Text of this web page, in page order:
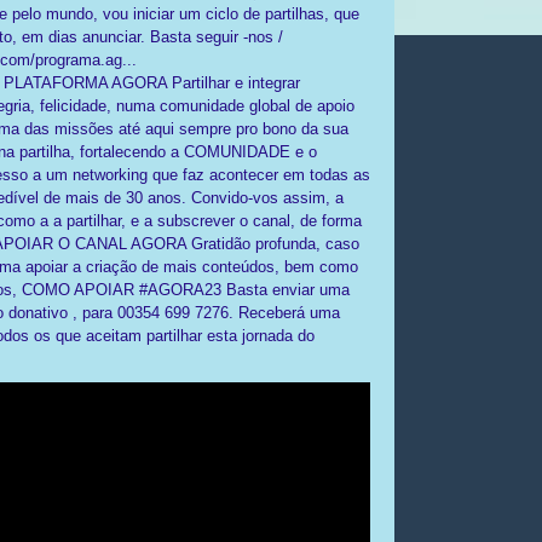
UK consultancy business focusing on coaching and mentoring women
mundo, vou iniciar um ciclo de partilhas, que
em dias anunciar. Basta seguir -nos /
programa.ag...
AGORA Partilhar e integrar
felicidade, numa comunidade global de apoio
das missões até aqui sempre pro bono da sua
partilha, fortalecendo a COMUNIDADE e o
a um networking que faz acontecer em todas as
de mais de 30 anos. Convido-vos assim, a
a a partilhar, e a subscrever o canal, de forma
O CANAL AGORA Gratidão profunda, caso
apoiar a criação de mais conteúdos, bem como
COMO APOIAR #AGORA23 Basta enviar uma
, para 00354 699 7276. Receberá uma
os que aceitam partilhar esta jornada do